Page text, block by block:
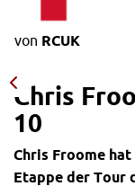
von RCUK
Chris
10
Chris Froome
Etappe der Tour